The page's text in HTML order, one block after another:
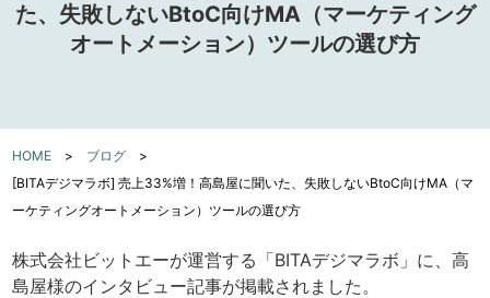
た、失敗しないBtoC向けMA（マーケティング
オートメーション）ツールの選び方
HOME > ブログ >
[BITAデジマラボ] 売上33%増！高島屋に聞いた、失敗しないBtoC向けMA（マ
ーケティングオートメーション）ツールの選び方
株式会社ビットエーが運営する「BITAデジマラボ」に、高
島屋様のインタビュー記事が掲載されました。